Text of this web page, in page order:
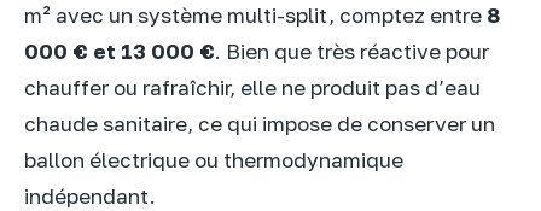
m² avec un système multi-split, comptez entre 8
000 € et 13 000 €. Bien que très réactive pour
chauffer ou rafraîchir, elle ne produit pas d’eau
chaude sanitaire, ce qui impose de conserver un
ballon électrique ou thermodynamique
indépendant.